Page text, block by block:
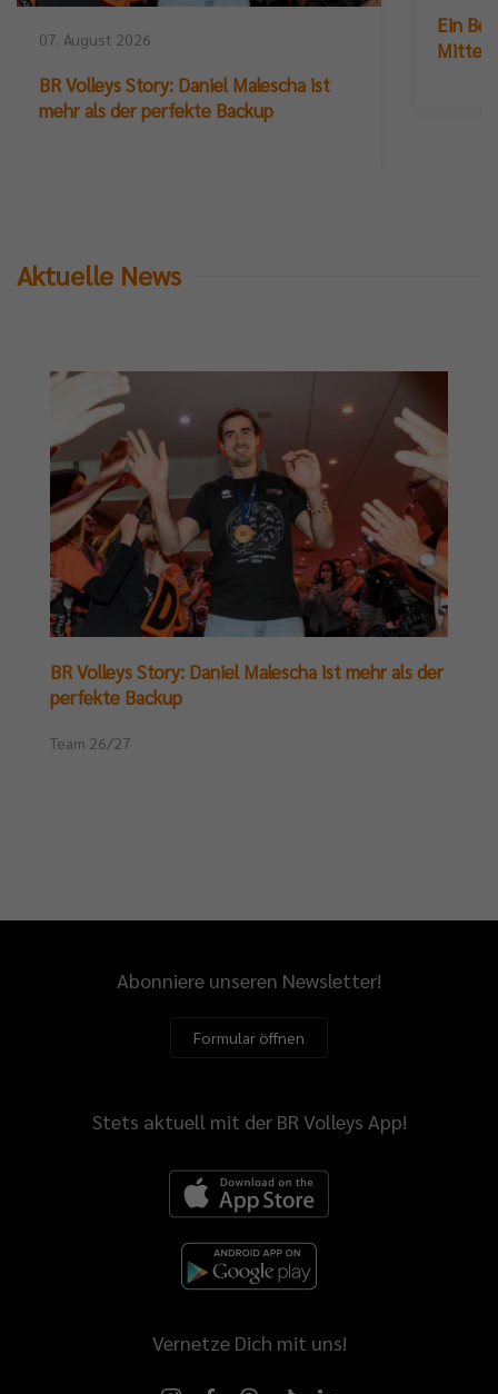
07. August 2026
BR Volleys Story: Daniel Malescha ist
mehr als der perfekte Backup
Ein
Aktuelle News
BR Volleys Story: Daniel Malescha ist mehr als der
perfekte Backup
Team 26/27
Abonniere unseren Newsletter!
Formular öffnen
Stets aktuell mit der BR Volleys App!
Vernetze Dich mit uns!